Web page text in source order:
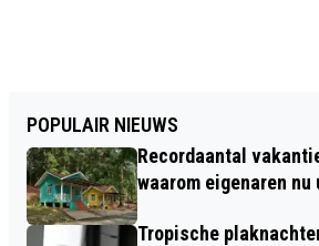
POPULAIR NIEUWS
Recordaantal
waarom eigenaren
Tropische